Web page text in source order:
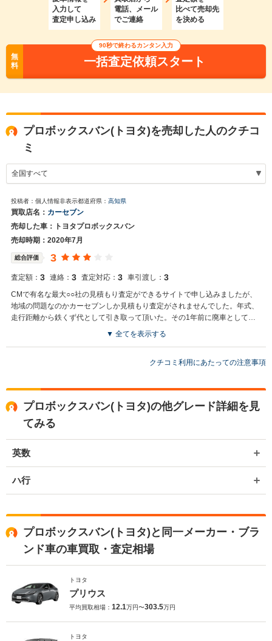
入力して
査定申し込み
電話、メール
でご連絡
比べて売却先
を決める
無
料
90秒で終わるカンタン入力
一括査定依頼スタート
プロボックスバン(トヨタ)を売却した人のクチコ
ミ
投稿者：個人情報非表示都道府県： 高知県
買取店名： カーセブン
売却した車：トヨタプロボックスバン
売却時期：2020年7月
総合評価 3
査定額： 3 連絡： 3 査定対応： 3 車引渡し： 3
CMで有名な最大○○社の見積もり査定ができるサイトで申し込みましたが、
地域の問題なのかカーセブンしか見積もり査定がされませんでした。年式、
走行距離から鉄くず代として引き取って頂いた。その1年前に廃車として引
き取ってもらった軽自動車と同額だったのは少し残念だった。
▼ 全てを表示する
クチコミ利用にあたっての注意事項
プロボックスバン(トヨタ)の他グレード詳細を見
てみる
英数
ハ行
プロボックスバン(トヨタ)と同一メーカー・ブラ
ンド車の車買取・査定相場
トヨタ
プリウス
平均買取相場： 12.1万円〜303.5万円
トヨタ